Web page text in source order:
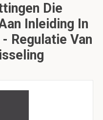
Die
Inleiding In
Regulatie Van